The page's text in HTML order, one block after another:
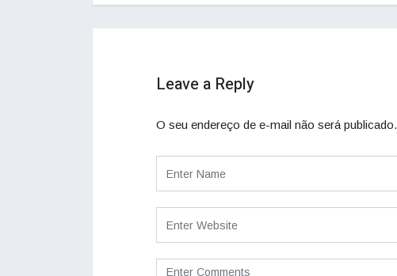
Leave a Reply
O seu endereço de e-mail não será publicado.